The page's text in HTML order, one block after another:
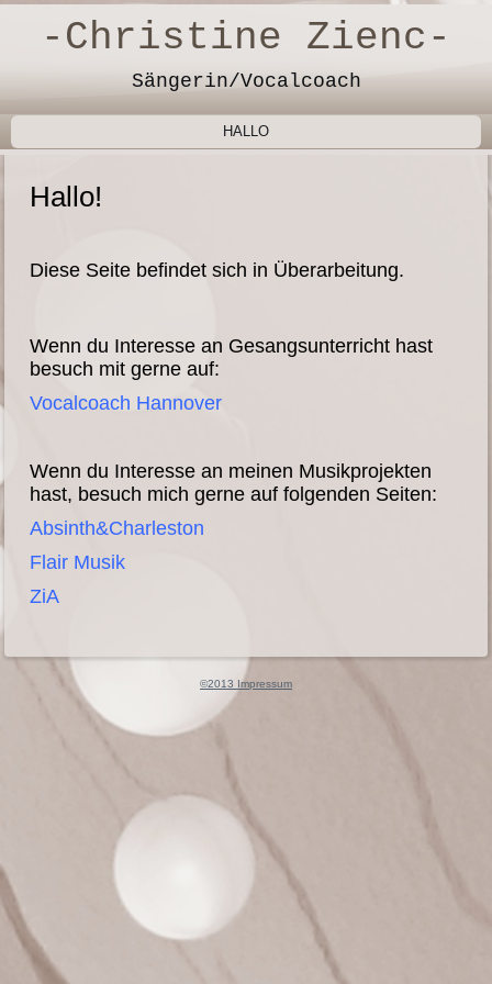
-Christine Zienc-
Sängerin/Vocalcoach
HALLO
Hallo!
Diese Seite befindet sich in Überarbeitung.
Wenn du Interesse an Gesangsunterricht hast
besuch mit gerne auf:
Vocalcoach Hannover
Wenn du Interesse an meinen Musikprojekten
hast, besuch mich gerne auf folgenden Seiten:
Absinth&Charleston
Flair Musik
ZiA
©2013 Impressum